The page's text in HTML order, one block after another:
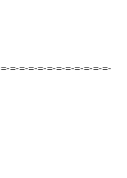
=-=-=-=-=-=-=-=-=-=-=-